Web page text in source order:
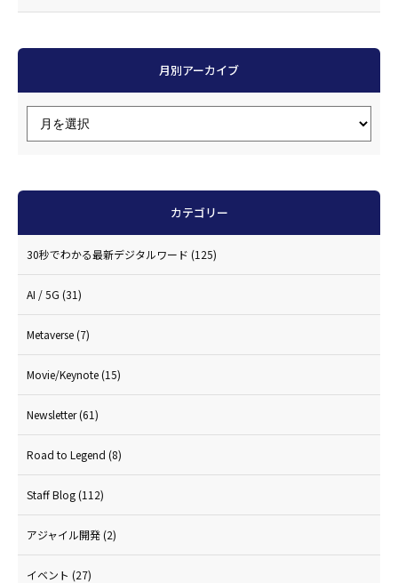
月別アーカイブ
カテゴリー
30秒でわかる最新デジタルワード (125)
AI / 5G (31)
Metaverse(7)
Movie/Keynote(15)
Newsletter(61)
Road to Legend (8)
Staff Blog(112)
アジャイル開発(2)
イベント (27)